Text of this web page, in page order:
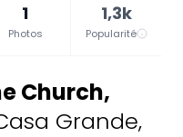
1
Photos
1,3k
Popularité
Church,
Grande,